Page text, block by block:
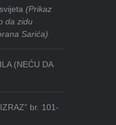
(Prikaz
da zidu
Sarića)
(NEĆU DA
br. 101-